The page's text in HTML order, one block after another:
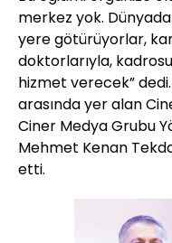
merkez yok.
yere götürüyorlar,
doktorlarıyla,
hizmet verecek” dedi.
arasında yer alan
Ciner Medya Grubu
Mehmet Kenan
etti.